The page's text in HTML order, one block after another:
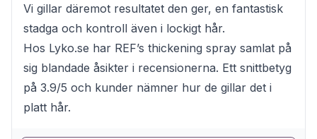
Vi gillar däremot resultatet den ger, en fantastisk
stadga och kontroll även i lockigt hår.
Hos Lyko.se har REF’s thickening spray samlat på
sig blandade åsikter i recensionerna. Ett snittbetyg
på 3.9/5 och kunder nämner hur de gillar det i
platt hår.